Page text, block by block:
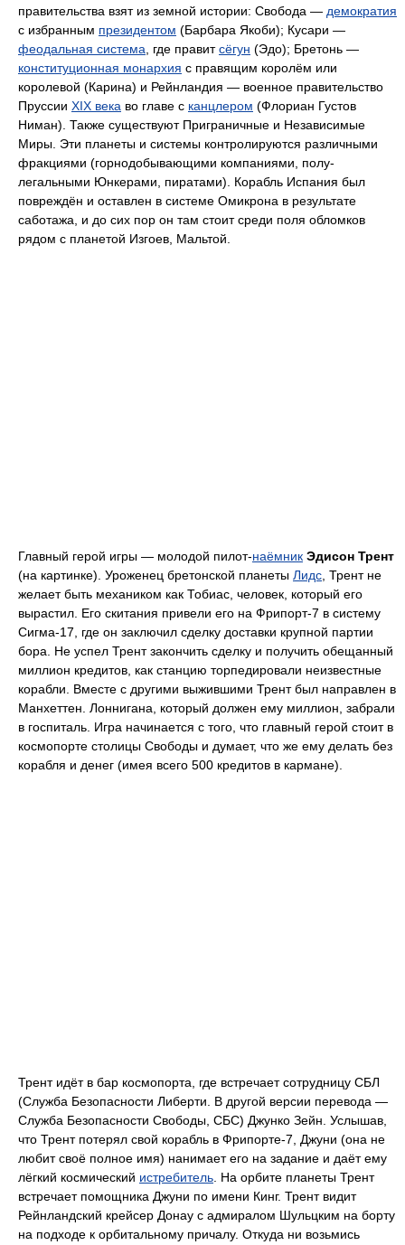
правительства взят из земной истории: Свобода — демократия
с избранным президентом (Барбара Якоби); Кусари —
феодальная система , где правитсёгун (Эдо); Бретонь —
конституционная монархия с правящим королём или
королевой (Карина) и Рейнландия — военное правительство
Пруссии XIX века во главе с канцлером (Флориан Густов
Ниман). Также существуют Приграничные и Независимые
Миры. Эти планеты и системы контролируются различными
фракциями (горнодобывающими компаниями, полу-
легальными Юнкерами, пиратами). Корабль Испания был
повреждён и оставлен в системе Омикрона в результате
саботажа, и до сих пор он там стоит среди поля обломков
рядом с планетой Изгоев, Мальтой.
Главный герой игры — молодой пилот-наёмник Эдисон Трент
(на картинке). Уроженец бретонской планеты Лидс , Трент не
желает быть механиком как Тобиас, человек, который его
вырастил. Его скитания привели его на Фрипорт-7 в систему
Сигма-17, где он заключил сделку доставки крупной партии
бора. Не успел Трент закончить сделку и получить обещанный
миллион кредитов, как станцию торпедировали неизвестные
корабли. Вместе с другими выжившими Трент был направлен в
Манхеттен. Лоннигана, который должен ему миллион, забрали
в госпиталь. Игра начинается с того, что главный герой стоит в
космопорте столицы Свободы и думает, что же ему делать без
корабля и денег (имея всего 500 кредитов в кармане).
Трент идёт в бар космопорта, где встречает сотрудницу СБЛ
(Служба Безопасности Либерти. В другой версии перевода —
Служба Безопасности Свободы, СБС) Джунко Зейн. Услышав,
что Трент потерял свой корабль в Фрипорте-7, Джуни (она не
любит своё полное имя) нанимает его на задание и даёт ему
лёгкий космический истребитель . На орбите планеты Трент
встречает помощника Джуни по имени Кинг. Трент видит
Рейнландский крейсер Донау с адмиралом Шульцким на борту
на подходе к орбитальному причалу. Откуда ни возьмись